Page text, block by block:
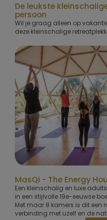
De leukste
persoon
Wil je graag alleen op
deze kleinschalige
MasQi - The Energy
Een kleinschalig en luxe
in een stijlvolle 19e-eeuwse
Met maar 8 kamers is dit een
verbinding met uzelf en de